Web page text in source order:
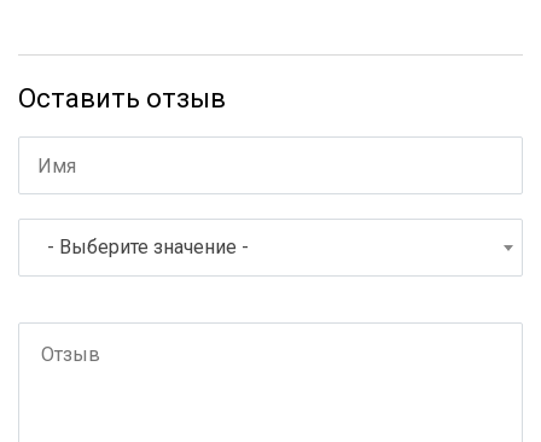
Оставить отзыв
- Выберите значение -